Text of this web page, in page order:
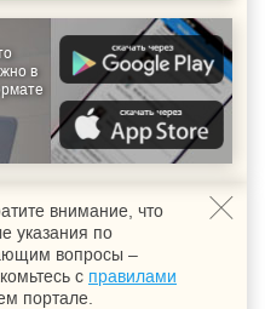
в
внимание, что
указания по
вопросы –
с правилами
портале.